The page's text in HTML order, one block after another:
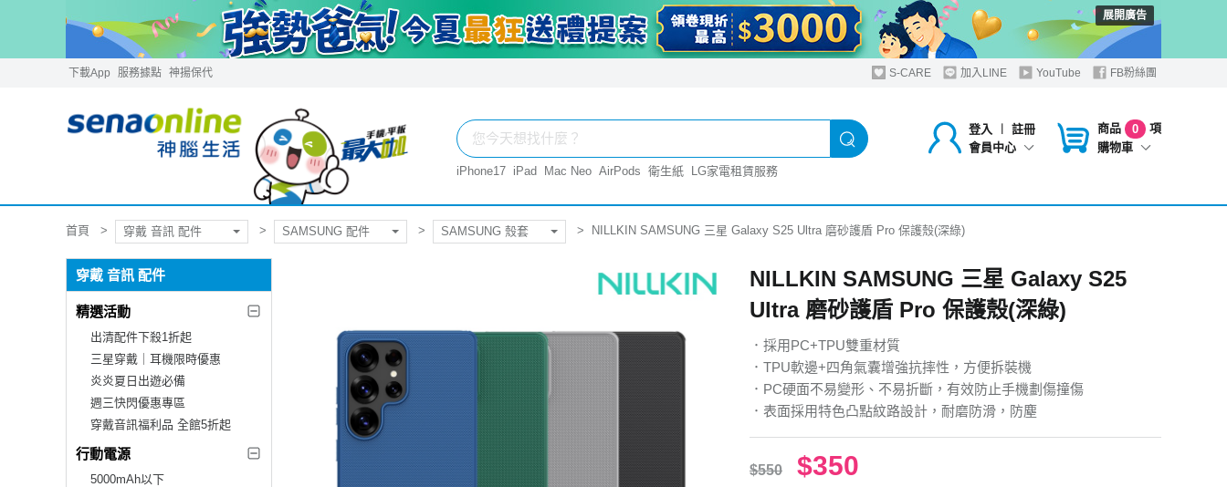
展開廣告
下載App 服務據點 神揚保代 S-CARE 加入LINE YouTube FB粉絲團
登入 ︱
註冊
會員中心
商品 0
項
購物車
iPhone17 iPad Mac Neo AirPods 衛生紙 LG家電租賃服務
首頁 穿戴 音訊 配件 SAMSUNG 配件 SAMSUNG 殼套 NILLKIN SAMSUNG 三星 Galaxy S25 Ultra 磨砂護盾 Pro 保護殼(深綠)
穿戴 音訊 配件
精選活動
出清配件下殺1折起
三星穿戴｜耳機限時優惠
炎炎夏日出遊必備
週三快閃優惠專區
穿戴音訊福利品 全館5折起
行動電源
5000mAh以下
NILLKIN SAMSUNG 三星 Galaxy S25
Ultra 磨砂護盾 Pro 保護殼(深綠)
．採用PC+TPU雙重材質
．TPU軟邊+四角氣囊增強抗摔性，方便拆裝機
．PC硬面不易變形、不易折斷，有效防止手機劃傷撞傷
．表面採用特色凸點紋路設計，耐磨防滑，防塵
$550 $350